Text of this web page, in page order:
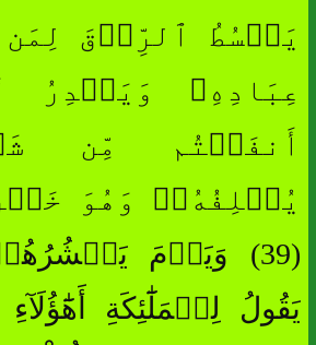
يَبۡسُطُ ٱلرِّزۡقَ
عِبَادِهِۦ وَيَقۡدِرُ
أَنفَقۡتُم مِّن
يُخۡلِفُهُۥۖ وَهُوَ
(39) وَيَوۡمَ
يَقُولُ لِلۡمَلَٰٓئِكَةِ أَهَٰٓؤُلَآءِ